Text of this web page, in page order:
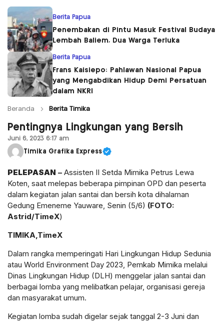
Berita Papua
Penembakan di Pintu Masuk Festival Budaya
Lembah Baliem, Dua Warga Terluka
Berita Papua
Frans Kaisiepo: Pahlawan Nasional Papua
yang Mengabdikan Hidup Demi Persatuan
dalam NKRI
Beranda Berita Timika
Pentingnya Lingkungan yang Bersih
Juni 6, 2023 6:17 am
Timika Grafika Express
PELEPASAN – Assisten II Setda Mimika Petrus Lewa
Koten, saat melepas beberapa pimpinan OPD dan peserta
dalam kegiatan jalan santai dan bersih kota dihalaman
Gedung Emeneme Yauware, Senin (5/6) (FOTO:
Astrid/TimeX)
TIMIKA,TimeX
Dalam rangka memperingati Hari Lingkungan Hidup Sedunia
atau World Environment Day 2023, Pemkab Mimika melalui
Dinas Lingkungan Hidup (DLH) menggelar jalan santai dan
berbagai lomba yang melibatkan pelajar, organisasi gereja
dan masyarakat umum.
Kegiatan lomba sudah digelar sejak tanggal 2-3 Juni dan